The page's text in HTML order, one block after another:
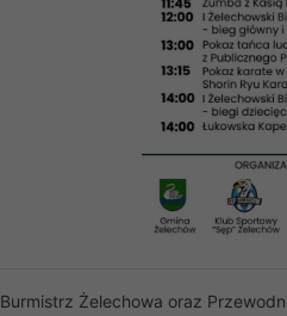
Burmistrz Żelechowa oraz